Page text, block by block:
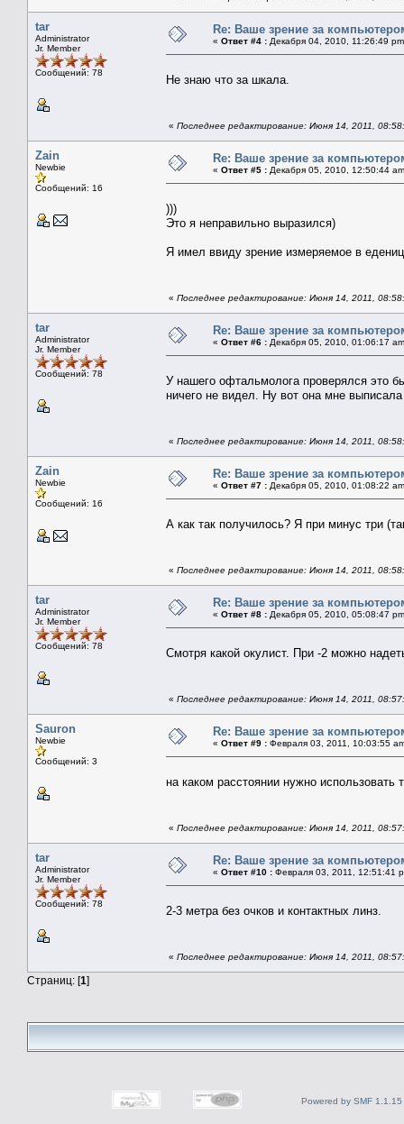
tar
Administrator
Jr. Member
Сообщений: 78
Re: Ваше зрение за
« Ответ #4 : Декабря 04, 2010, 11:26:49
Не знаю что за шкала.
« Последнее редактирование: Июня 14, 2011,
Zain
Newbie
Сообщений: 16
Re: Ваше зрение за
« Ответ #5 : Декабря 05, 2010, 12:50:44
)))
Это я неправильно выразился)
Я имел ввиду зрение измеряемое в
« Последнее редактирование: Июня 14, 2011,
tar
Administrator
Jr. Member
Сообщений: 78
Re: Ваше зрение за
« Ответ #6 : Декабря 05, 2010, 01:06:17
У нашего офтальмолога проверялся это
ничего не видел. Ну вот она мне
« Последнее редактирование: Июня 14, 2011,
Zain
Newbie
Сообщений: 16
Re: Ваше зрение за
« Ответ #7 : Декабря 05, 2010, 01:08:22
А как так получилось? Я при минус три
« Последнее редактирование: Июня 14, 2011,
tar
Administrator
Jr. Member
Сообщений: 78
Re: Ваше зрение за
« Ответ #8 : Декабря 05, 2010, 05:08:47
Смотря какой окулист. При -2 можно
« Последнее редактирование: Июня 14, 2011,
Sauron
Newbie
Сообщений: 3
Re: Ваше зрение за
« Ответ #9 : Февраля 03, 2011, 10:03:55
на каком расстоянии нужно использовать
« Последнее редактирование: Июня 14, 2011,
tar
Administrator
Jr. Member
Сообщений: 78
Re: Ваше зрение за
« Ответ #10 : Февраля 03, 2011, 12:51:41
2-3 метра без очков и контактных линз.
« Последнее редактирование: Июня 14, 2011,
Страниц: [1]
Powered by SMF 1.1.15